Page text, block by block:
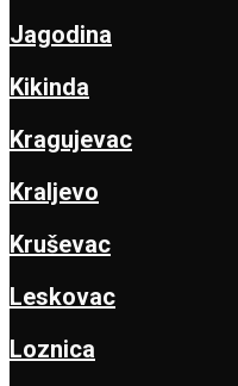
Jagodina
Kikinda
Kragujevac
Kraljevo
Kruševac
Leskovac
Loznica